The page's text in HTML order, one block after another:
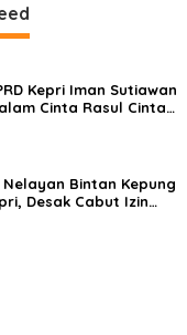
Kepri Iman Sutiawan
Cinta Rasul Cinta
Bintan Kepung
Desak Cabut Izin